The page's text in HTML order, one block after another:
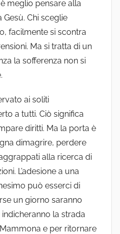
meglio pensare alla
Chi sceglie
facilmente si scontra
Ma si tratta di un
la sofferenza non si
ai soliti
a tutti. Ciò significa
diritti. Ma la porta è
dimagrire, perdere
alla ricerca di
L’adesione a una
può esserci di
un giorno saranno
la strada
e per ritornare